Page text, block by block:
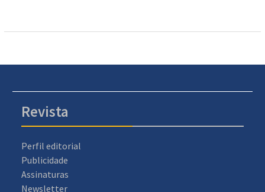
Revista
Perfil editorial
Publicidade
Assinaturas
Newsletter